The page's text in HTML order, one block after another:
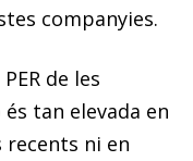
companyies.
de les
tan elevada en
recents ni en